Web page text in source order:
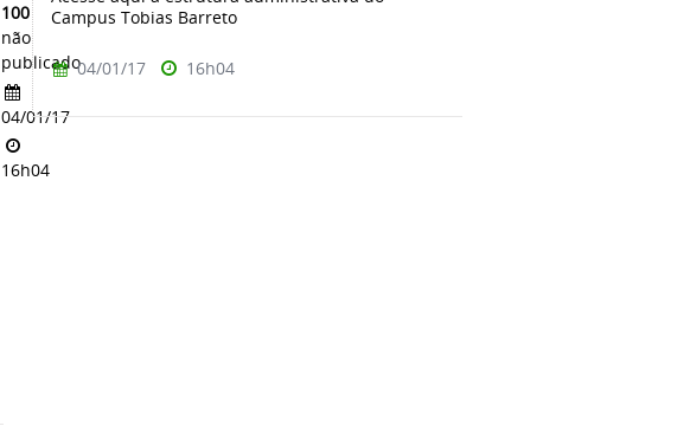
100
não
publicado
04/01/17
16h04
Campus Tobias Barreto
04/01/17 16h04